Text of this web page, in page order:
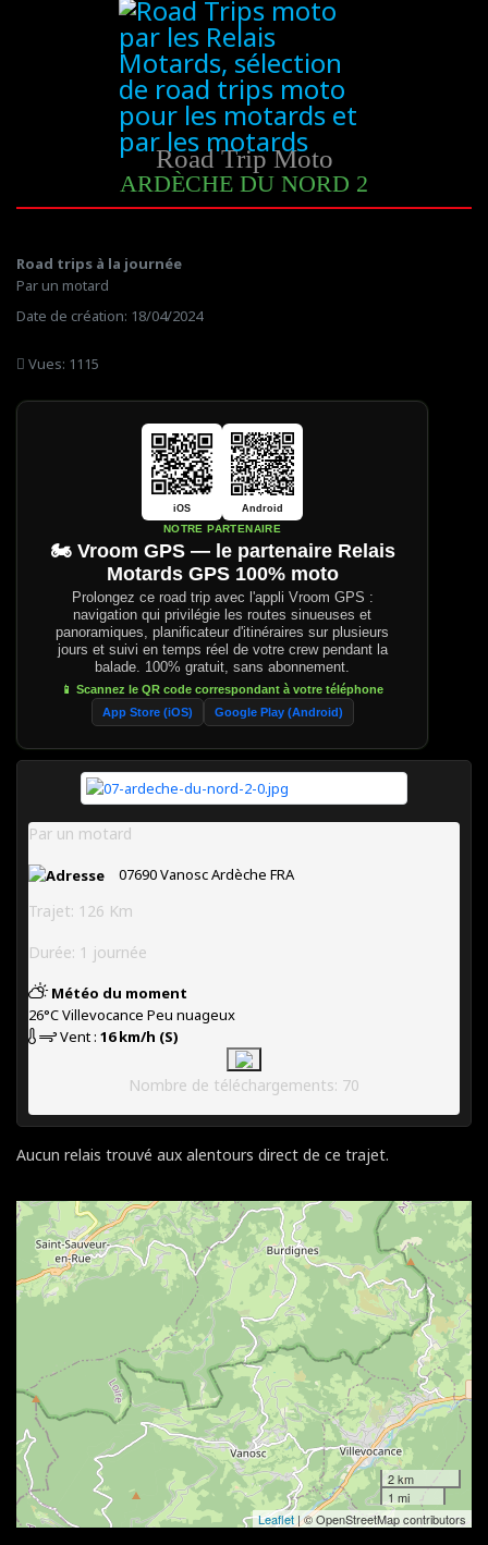
Road Trip Moto
ARDÈCHE DU NORD 2
Road trips à la journée
Par un motard
Date de création: 18/04/2024
Vues: 1115
iOS Android
NOTRE PARTENAIRE
🏍️ Vroom GPS — le partenaire Relais
Motards GPS 100% moto
Prolongez ce road trip avec l'appli Vroom GPS :
navigation qui privilégie les routes sinueuses et
panoramiques, planificateur d'itinéraires sur plusieurs
jours et suivi en temps réel de votre crew pendant la
balade. 100% gratuit, sans abonnement.
📱 Scannez le QR code correspondant à votre téléphone
App Store (iOS)
Google Play (Android)
Par un motard
07690VanoscArdèche FRA
Trajet: 126 Km
Durée: 1 journée
Météo du moment
26°CVillevocance Peu nuageux
Vent : 16 km/h (S)
Nombre de téléchargements: 70
Aucun relais trouvé aux alentours direct de ce trajet.
2 km
1 mi
Leaflet | © OpenStreetMap contributors